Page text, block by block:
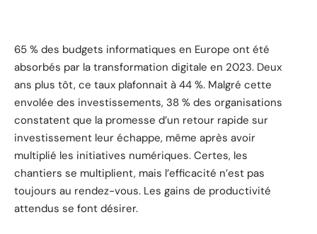
65 % des budgets informatiques en Europe ont été
absorbés par la transformation digitale en 2023. Deux
ans plus tôt, ce taux plafonnait à 44 %. Malgré cette
envolée des investissements, 38 % des organisations
constatent que la promesse d’un retour rapide sur
investissement leur échappe, même après avoir
multiplié les initiatives numériques. Certes, les
chantiers se multiplient, mais l’efficacité n’est pas
toujours au rendez-vous. Les gains de productivité
attendus se font désirer.